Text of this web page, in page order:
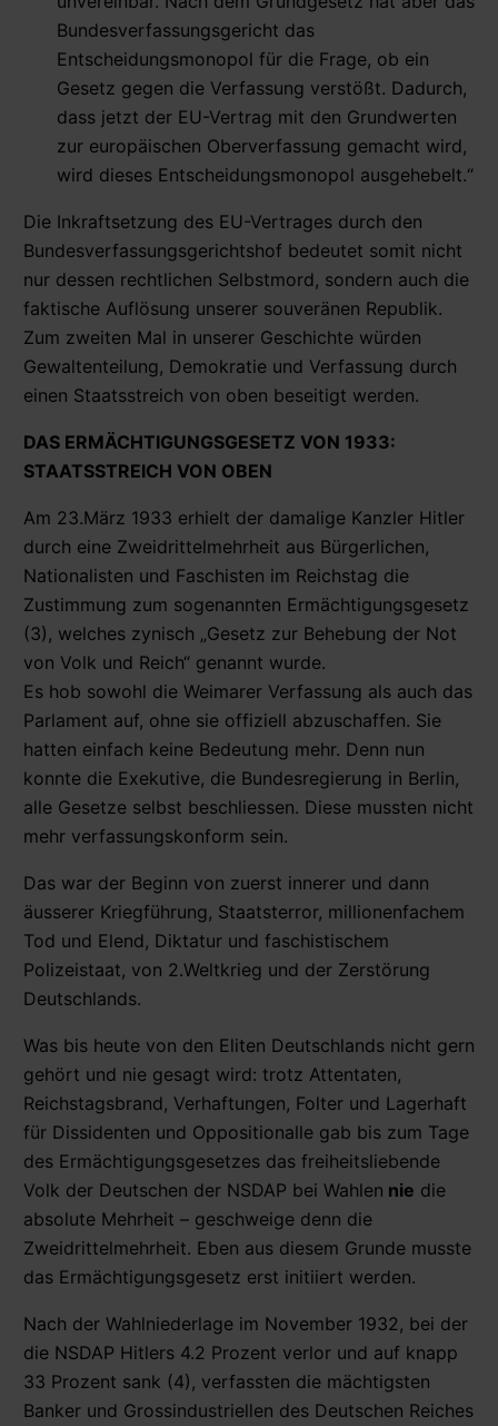
Bundesverfassungsgericht das
Entscheidungsmonopol für die Frage, ob ein
Gesetz gegen die Verfassung verstößt. Dadurch,
dass jetzt der EU-Vertrag mit den Grundwerten
zur europäischen Oberverfassung gemacht wird,
wird dieses Entscheidungsmonopol ausgehebelt.“
Die Inkraftsetzung des EU-Vertrages durch den
Bundesverfassungsgerichtshof bedeutet somit nicht
nur dessen rechtlichen Selbstmord, sondern auch die
faktische Auflösung unserer souveränen Republik.
Zum zweiten Mal in unserer Geschichte würden
Gewaltenteilung, Demokratie und Verfassung durch
einen Staatsstreich von oben beseitigt werden.
DAS ERMÄCHTIGUNGSGESETZ VON 1933:
STAATSSTREICH VON OBEN
Am 23.März 1933 erhielt der damalige Kanzler Hitler
durch eine Zweidrittelmehrheit aus Bürgerlichen,
Nationalisten und Faschisten im Reichstag die
Zustimmung zum sogenannten Ermächtigungsgesetz
(3), welches zynisch „Gesetz zur Behebung der Not
von Volk und Reich“ genannt wurde.
Es hob sowohl die Weimarer Verfassung als auch das
Parlament auf, ohne sie offiziell abzuschaffen. Sie
hatten einfach keine Bedeutung mehr. Denn nun
konnte die Exekutive, die Bundesregierung in Berlin,
alle Gesetze selbst beschliessen. Diese mussten nicht
mehr verfassungskonform sein.
Das war der Beginn von zuerst innerer und dann
äusserer Kriegführung, Staatsterror, millionenfachem
Tod und Elend, Diktatur und faschistischem
Polizeistaat, von 2.Weltkrieg und der Zerstörung
Deutschlands.
Was bis heute von den Eliten Deutschlands nicht gern
gehört und nie gesagt wird: trotz Attentaten,
Reichstagsbrand, Verhaftungen, Folter und Lagerhaft
für Dissidenten und Oppositionalle gab bis zum Tage
des Ermächtigungsgesetzes das freiheitsliebende
Volk der Deutschen der NSDAP bei Wahlen nie die
absolute Mehrheit – geschweige denn die
Zweidrittelmehrheit. Eben aus diesem Grunde musste
das Ermächtigungsgesetz erst initiiert werden.
Nach der Wahlniederlage im November 1932, bei der
die NSDAP Hitlers 4.2 Prozent verlor und auf knapp
33 Prozent sank (4), verfassten die mächtigsten
Banker und Grossindustriellen des Deutschen Reiches